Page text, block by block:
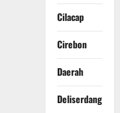
Cilacap
Cirebon
Daerah
Deliserdang